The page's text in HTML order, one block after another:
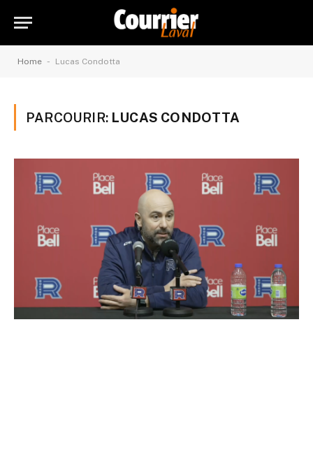
Home - Lucas Condotta
PARCOURIR: LUCAS CONDOTTA